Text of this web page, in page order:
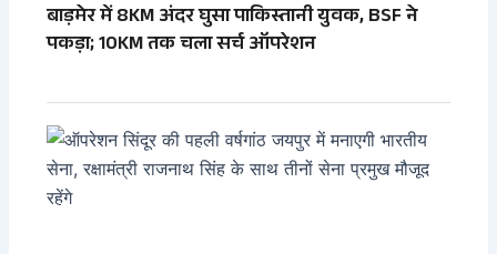
बाड़मेर में 8KM अंदर घुसा पाकिस्तानी युवक, BSF ने
पकड़ा; 10KM तक चला सर्च ऑपरेशन